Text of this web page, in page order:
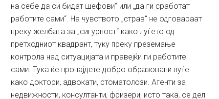
на себе да си бидат шефови“ или „да ги сработат
работите сами“. На чувството „страв“ не одговараат
преку желбата за „сигурност“ како луѓето од
претходниот квадрант, туку преку преземање
контрола над ситуацијата и правејќи ги работите
сами. Тука ќе пронајдете добро образовани луѓе
како доктори, адвокати, стоматолози. Агенти за
недвижности, консултанти, фризери, исто така, се дел